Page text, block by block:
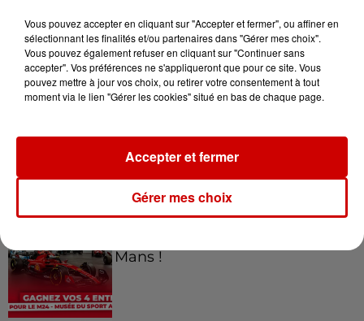
Jeux Voir plus
Gagnez vos entrées pour le
Mans !
Vous pouvez accepter en cliquant sur "Accepter et fermer", ou affiner en
sélectionnant les finalités et/ou partenaires dans "Gérer mes choix".
Vous pouvez également refuser en cliquant sur "Continuer sans
accepter". Vos préférences ne s'appliqueront que pour ce site. Vous
pouvez mettre à jour vos choix, ou retirer votre consentement à tout
moment via le lien "Gérer les cookies" situé en bas de chaque page.
Gérer mes choix
Accepter et fermer